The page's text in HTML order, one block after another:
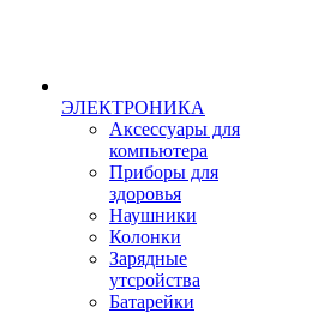
ЭЛЕКТРОНИКА
Аксессуары для
компьютера
Приборы для
здоровья
Наушники
Колонки
Зарядные
утсройства
Батарейки